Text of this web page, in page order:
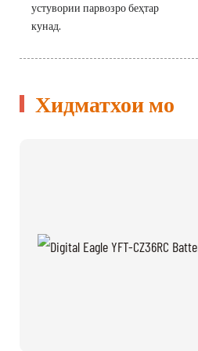
устувории парвозро беҳтар
кунад.
Хидматхои мо